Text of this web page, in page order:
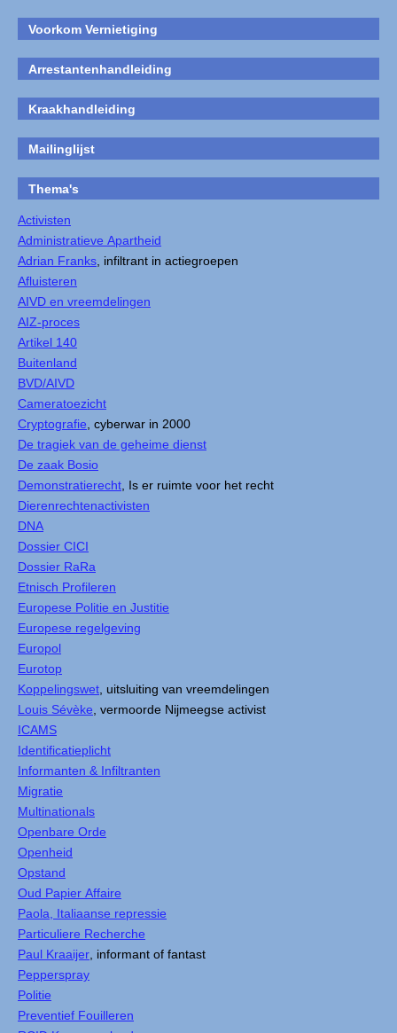
Voorkom Vernietiging
Arrestantenhandleiding
Kraakhandleiding
Mailinglijst
Thema's
Activisten
Administratieve Apartheid
Adrian Franks, infiltrant in actiegroepen
Afluisteren
AIVD en vreemdelingen
AIZ-proces
Artikel 140
Buitenland
BVD/AIVD
Cameratoezicht
Cryptografie, cyberwar in 2000
De tragiek van de geheime dienst
De zaak Bosio
Demonstratierecht, Is er ruimte voor het recht
Dierenrechtenactivisten
DNA
Dossier CICI
Dossier RaRa
Etnisch Profileren
Europese Politie en Justitie
Europese regelgeving
Europol
Eurotop
Koppelingswet, uitsluiting van vreemdelingen
Louis Sévèke, vermoorde Nijmeegse activist
ICAMS
Identificatieplicht
Informanten & Infiltranten
Migratie
Multinationals
Openbare Orde
Openheid
Opstand
Oud Papier Affaire
Paola, Italiaanse repressie
Particuliere Recherche
Paul Kraaijer, informant of fantast
Pepperspray
Politie
Preventief Fouilleren